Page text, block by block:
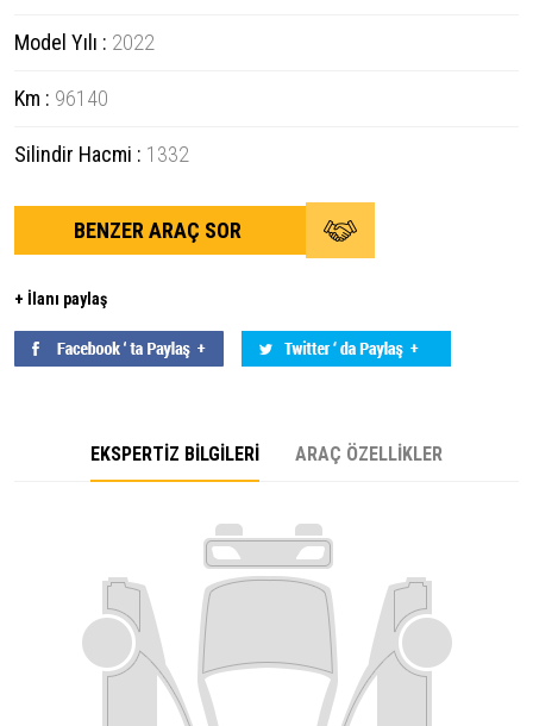
Model Yılı : 2022
Km : 96140
Silindir Hacmi : 1332
BENZER ARAÇ SOR
+ İlanı paylaş
EKSPERTİZ BİLGİLERİ ARAÇ ÖZELLİKLER